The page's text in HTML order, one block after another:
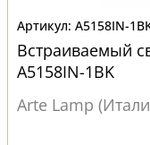
A5158IN-
Встраиваемый
A5158IN-1BK
Arte Lamp